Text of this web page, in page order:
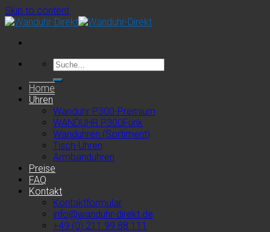
Skip to content
Home
Uhren
Wanduhr P300-Premium
WANDUHR P300Funk
Wanduhren (Sortiment)
Tisch-Uhren
Armbanduhren
Preise
FAQ
Kontakt
Kontaktformular
info@wanduhr-direkt.de
+49 (0) 211 99 88 111